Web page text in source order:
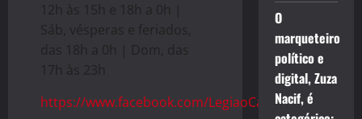
12h às 15h e 18h a 0h |
Sáb, vésperas e feriados,
das 18h a 0h | Dom, das
17h às 23h
https://www.facebook.com/LegiaoCarioca/
O
marqueteiro
político e
digital, Zuza
Nacif, é